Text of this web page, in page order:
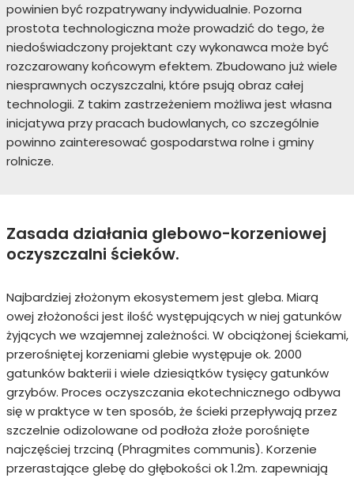
powinien być rozpatrywany indywidualnie. Pozorna
prostota technologiczna może prowadzić do tego, że
niedoświadczony projektant czy wykonawca może być
rozczarowany końcowym efektem. Zbudowano już wiele
niesprawnych oczyszczalni, które psują obraz całej
technologii. Z takim zastrzeżeniem możliwa jest własna
inicjatywa przy pracach budowlanych, co szczególnie
powinno zainteresować gospodarstwa rolne i gminy
rolnicze.
Zasada działania glebowo-korzeniowej
oczyszczalni ścieków.
Najbardziej złożonym ekosystemem jest gleba. Miarą
owej złożoności jest ilość występujących w niej gatunków
żyjących we wzajemnej zależności. W obciążonej ściekami,
przerośniętej korzeniami glebie występuje ok. 2000
gatunków bakterii i wiele dziesiątków tysięcy gatunków
grzybów. Proces oczyszczania ekotechnicznego odbywa
się w praktyce w ten sposób, że ścieki przepływają przez
szczelnie odizolowane od podłoża złoże porośnięte
najczęściej trzciną (Phragmites communis). Korzenie
przerastające glebę do głębokości ok 1.2m. zapewniają